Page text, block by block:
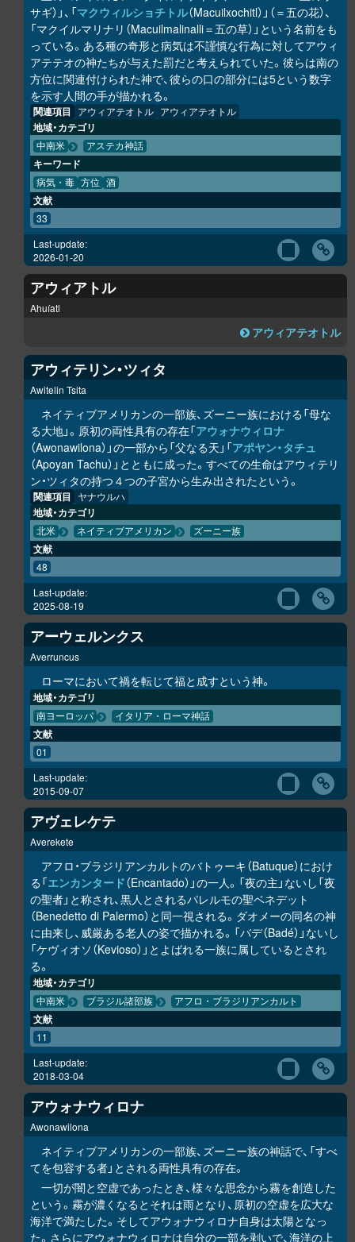
サギ）」、「マクウィルショチトル（Macuilxochitl）」（＝五の花）、
「マクイルマリナリ（Macuilmalinalli＝五の草）」という名前をも
っている。ある種の奇形と病気は不謹慎な行為に対してアウィ
アテテオの神たちが与えた罰だと考えられていた。彼らは南の
方位に関連付けられた神で、彼らの口の部分には5という数字
を示す人間の手が描かれる。
関連項目 アウィアテオトル アウィアテオトル
地域・カテゴリ
中南米 アステカ神話
キーワード
病気・毒 方位 酒
文献
33
Last-update:
2026-01-20
アウィアトル
Ahuíatl
アウィアテオトル
アウィテリン・ツィタ
Awitelin Tsita
ネイティブアメリカンの一部族、ズーニー族における「母な
る大地」。原初の両性具有の存在「アウォナウィロナ
（Awonawilona）」の一部から「父なる天」「アポヤン・タチュ
（Apoyan Tachu）」とともに成った。すべての生命はアウィテリ
ン・ツィタの持つ４つの子宮から生み出されたという。
関連項目 ヤナウルハ
地域・カテゴリ
北米 ネイティブアメリカン ズーニー族
文献
48
Last-update:
2025-08-19
アーウェルンクス
Averruncus
ローマにおいて禍を転じて福と成すという神。
地域・カテゴリ
南ヨーロッパ イタリア・ローマ神話
文献
01
Last-update:
2015-09-07
アヴェレケテ
Averekete
アフロ・ブラジリアンカルトのバトゥーキ（Batuque）におけ
る「エンカンタード（Encantado）」の一人。「夜の主」ないし「夜
の聖者」と称され、黒人とされるパレルモの聖ベネデット
（Benedetto di Palermo）と同一視される。ダオメーの同名の神
に由来し、威厳ある老人の姿で描かれる。「バデ（Badé）」ないし
「ケヴィオソ（Kevioso）」とよばれる一族に属しているとされ
る。
地域・カテゴリ
中南米 ブラジル諸部族 アフロ・ブラジリアンカルト
文献
11
Last-update:
2018-03-04
アウォナウィロナ
Awonawilona
ネイティブアメリカンの一部族、ズーニー族の神話で、「すべ
てを包容する者」とされる両性具有の存在。
一切が闇と空虚であったとき、様々な思念から霧を創造した
という。霧が濃くなるとそれは雨となり、原初の空虚を広大な
海洋で満たした。そしてアウォナウィロナ自身は太陽となっ
た。さらにアウォナウィロナは自分の一部を剥いで、海洋の上